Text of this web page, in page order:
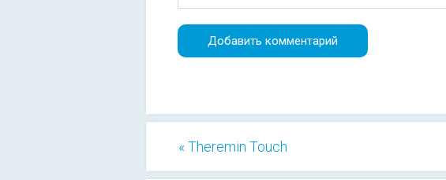
« Theremin Touch